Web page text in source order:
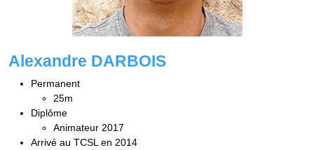
Alexandre DARBOIS
Permanent
25m
Diplôme
Animateur 2017
Arrivé au TCSL en 2014